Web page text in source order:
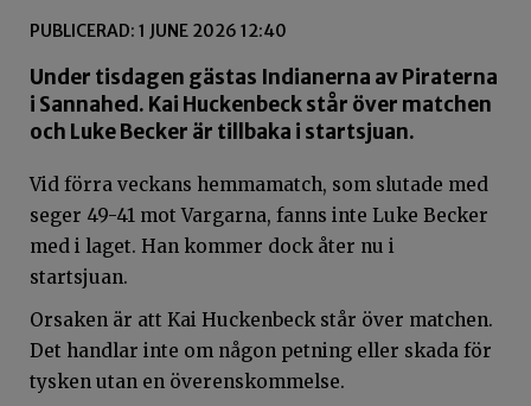
PUBLICERAD: 1 JUNE 2026 12:40
Under tisdagen gästas Indianerna av Piraterna
i Sannahed. Kai Huckenbeck står över matchen
och Luke Becker är tillbaka i startsjuan.
Vid förra veckans hemmamatch, som slutade med
seger 49-41 mot Vargarna, fanns inte Luke Becker
med i laget. Han kommer dock åter nu i
startsjuan.
Orsaken är att Kai Huckenbeck står över matchen.
Det handlar inte om någon petning eller skada för
tysken utan en överenskommelse.